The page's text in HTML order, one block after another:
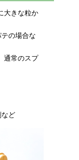
大きな粒か
の場合な
通常のスプ
など